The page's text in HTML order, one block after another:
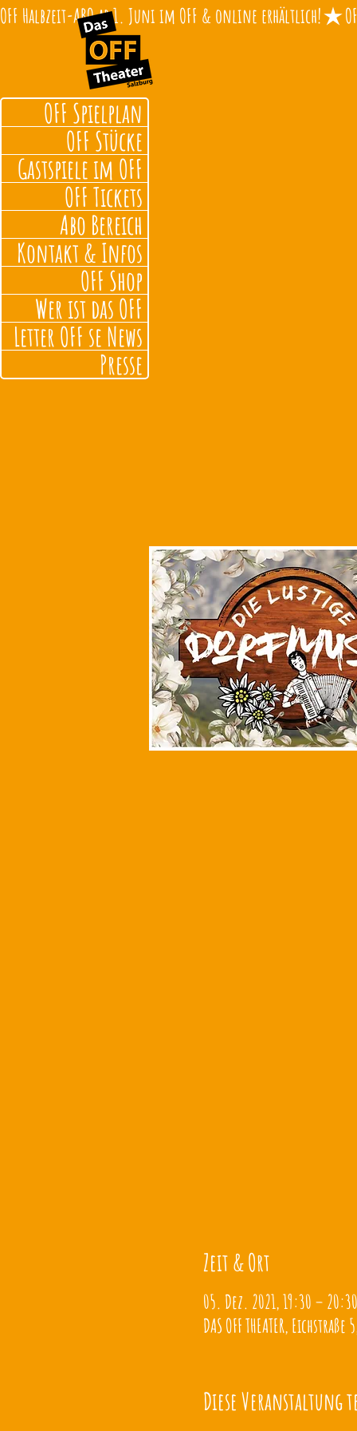
OFF Halbzeit-ABO ab 1. Juni im OFF & online erhältlich!
Zeit & Ort
05. Dez. 2021, 19:30 – 20:30
DAS OFF THEATER,
Diese Veranstaltung
OFF Spielplan
OFF Stücke
Gastspiele im OFF
OFF Tickets
Abo Bereich
Kontakt & Infos
OFF Shop
Wer ist das OFF
Letter OFF se News
Presse